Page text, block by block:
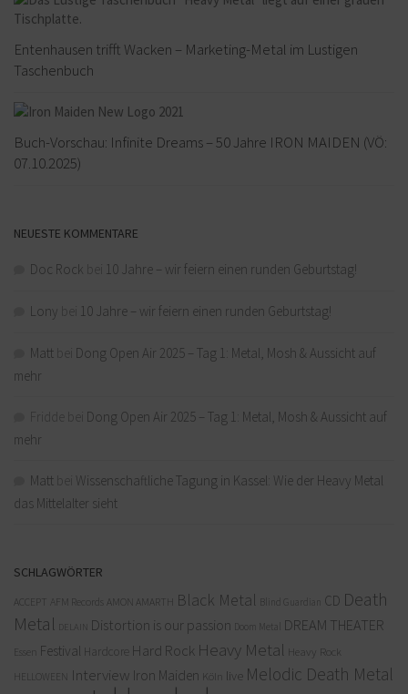
Entenhausen trifft Wacken – Marketing-Metal im Lustigen
Taschenbuch
Buch-Vorschau: Infinite Dreams – 50 Jahre IRON MAIDEN (VÖ:
07.10.2025)
NEUESTE KOMMENTARE
Doc Rock 10 Jahre – wir feiern einen runden Geburtstag!
Lony 10 Jahre – wir feiern einen runden Geburtstag!
Matt
Dong Open Air 2025 – Tag 1: Metal, Mosh & Aussicht auf
mehr
Dong Open Air 2025 – Tag 1: Metal, Mosh & Aussicht auf
mehr
Matt
Wissenschaftliche Tagung in Kassel: Wie der Heavy Metal
das Mittelalter sieht
SCHLAGWÖRTER
ACCEPT AFM Records AMON AMARTH Black Metal Blind Guardian CD Death
Metal
DELAIN Distortion is our passion Doom Metal DREAM THEATER
Essen Festival Hardcore Hard Rock Heavy Metal Heavy Rock
HELLOWEEN Interview Iron Maiden Köln live Melodic Death Metal